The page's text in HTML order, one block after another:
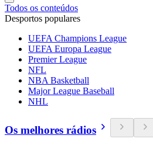
Todos os conteúdos
Desportos populares
UEFA Champions League
UEFA Europa League
Premier League
NFL
NBA Basketball
Major League Baseball
NHL
Os melhores rádios